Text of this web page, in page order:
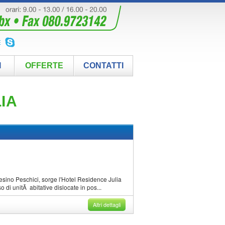
OFFERTE CONTATTI
Peschici, sorge l'Hotel Residence Julia
di unitÃ abitative dislocate in pos...
Altri dettagli